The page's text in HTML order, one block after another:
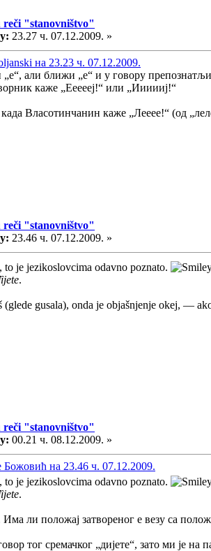
"stanovništvo"
23.27 ч. 07.12.2009. »
на 23.23 ч. 07.12.2009.
„е“, али ближи „е“ и у говору
каже „Еееееј!“ или „Иииииј!“
Власотинчанин каже „Лееее!“ (од
"stanovništvo"
23.46 ч. 07.12.2009. »
to je jezikoslovcima odavno poznato.
.
(glede gusala), onda je objašnjenje okej, —
"stanovništvo"
00.21 ч. 08.12.2009. »
на 23.46 ч. 07.12.2009.
to je jezikoslovcima odavno poznato.
.
ли положај затвореног е везу са
тог сремачког „дијете“, зато ми је